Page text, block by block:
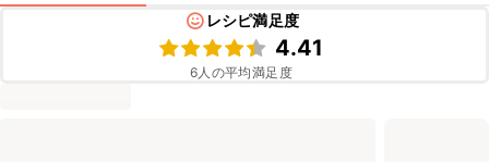
レシピ満足度
4.41
6人の平均満足度